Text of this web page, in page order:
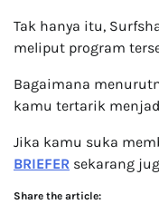
Tak hanya itu,
meliput program
Bagaimana
kamu tertarik
Jika kamu suka
BRIEFER sekarang
Share the article: